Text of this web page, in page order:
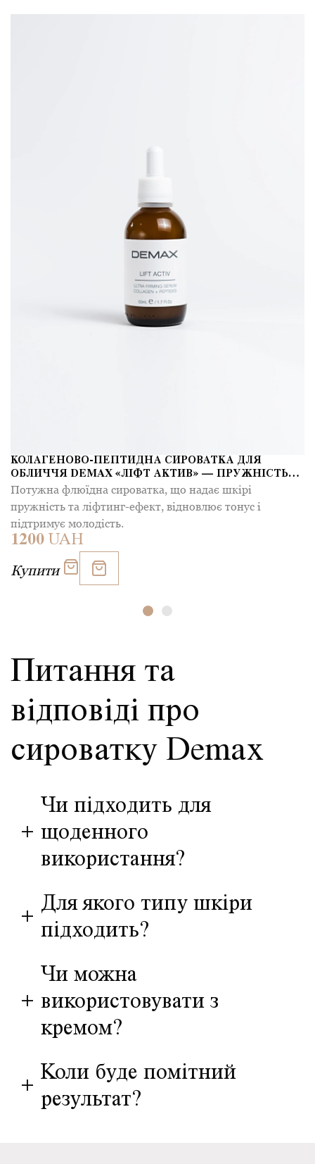
КОЛАГЕНОВО-ПЕПТИДНА СИРОВАТКА ДЛЯ
ОБЛИЧЧЯ DEMAX «ЛІФТ АКТИВ» — ПРУЖНІСТЬ
ТА ЗВОЛОЖЕННЯ
Потужна флюїдна сироватка, що надає шкірі
пружність та ліфтинг-ефект, відновлює тонус і
підтримує молодість.
1200 UAH
Купити
Питання та
відповіді про
сироватку Demax
+
Чи підходить для
щоденного
використання?
+
Для якого типу шкіри
підходить?
+
Чи можна
використовувати з
кремом?
+
Коли буде помітний
результат?